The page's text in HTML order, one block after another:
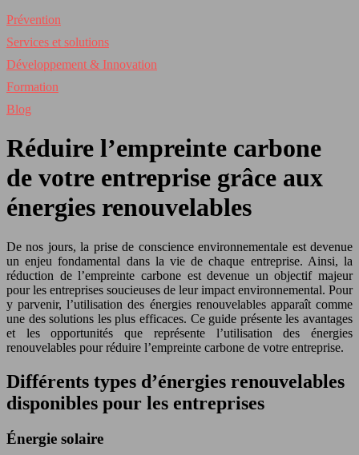
Prévention
Services et solutions
Développement & Innovation
Formation
Blog
Réduire l’empreinte carbone
de votre entreprise grâce aux
énergies renouvelables
Denos jours, la prise de conscience environnementale est devenue
un enjeu fondamental dans la vie de chaque entreprise. Ainsi, la
réduction de l’empreinte carbone est devenue un objectif majeur
pour les entreprises soucieuses de leur impact environnemental. Pour
y parvenir, l’utilisation des énergies renouvelables apparaît comme
une des solutions les plus efficaces. Ce guide présente les avantages
et les opportunités que représente l’utilisation des énergies
renouvelables pour réduire l’empreinte carbone de votre entreprise.
Différents types d’énergies renouvelables
disponibles pour les entreprises
Énergie solaire